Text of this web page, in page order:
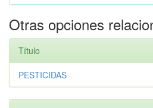
Otras opciones
Título
PESTICIDAS